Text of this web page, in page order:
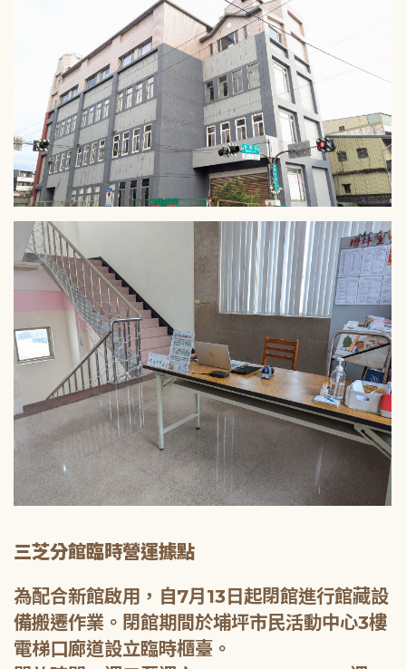
三芝分館臨時營運據點
為配合新館啟用，自7月13日起閉館進行館藏設
備搬遷作業。閉館期間於埔坪市民活動中心3樓
電梯口廊道設立臨時櫃臺。